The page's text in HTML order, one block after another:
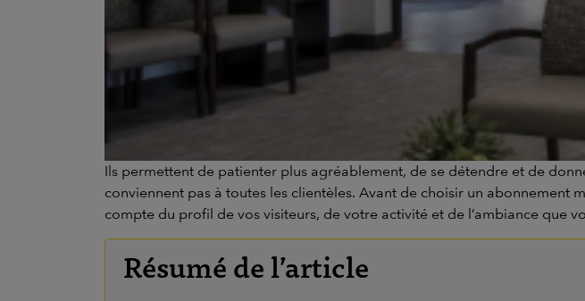
Ils permettent de patienter plus agréablement, de se détendre et de
conviennent pas à toutes les clientèles. Avant de choisir un abonnement
compte du profil de vos visiteurs, de votre activité et de l’ambiance que
Résumé de l’article